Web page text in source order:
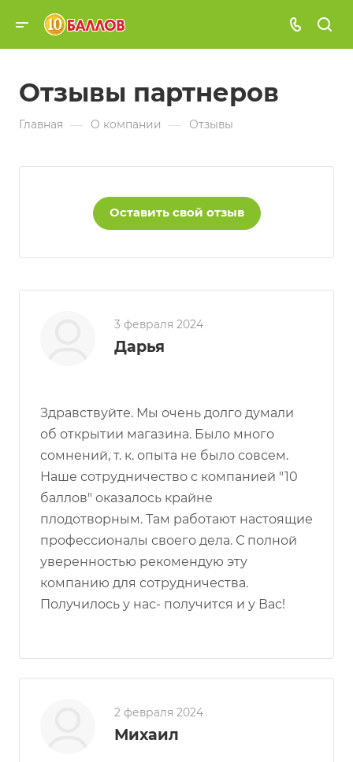
Отзывы партнеров
Главная — О компании — Отзывы
Оставить свой отзыв
3 февраля 2024
Дарья
Здравствуйте. Мы очень долго думали
об открытии магазина. Было много
сомнений, т. к. опыта не было совсем.
Наше сотрудничество с компанией "10
баллов" оказалось крайне
плодотворным. Там работают настоящие
профессионалы своего дела. С полной
уверенностью рекомендую эту
компанию для сотрудничества.
Получилось у нас- получится и у Вас!
2 февраля 2024
Михаил